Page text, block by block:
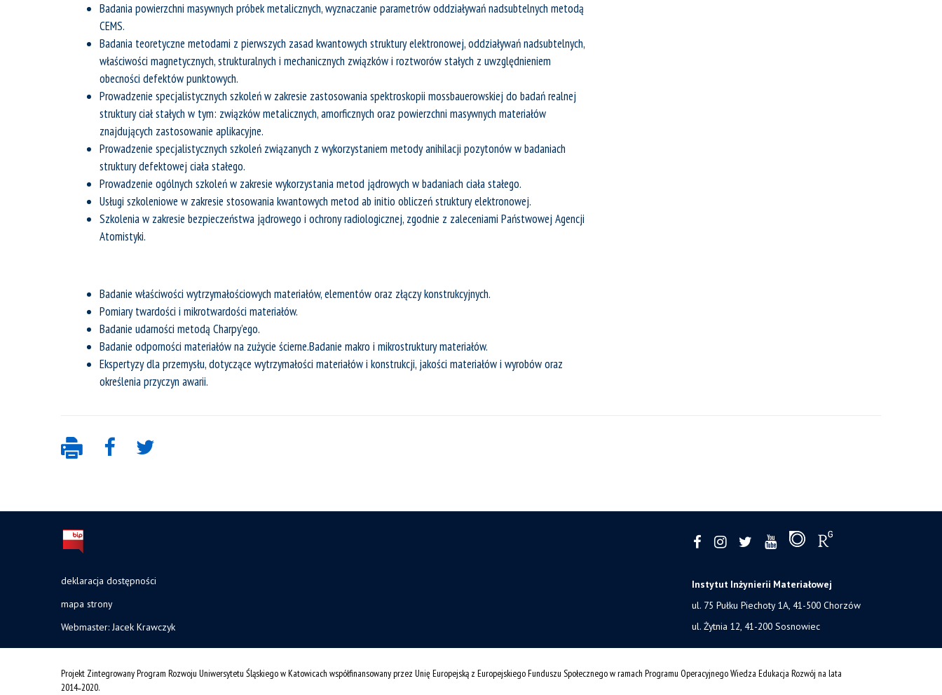
Badania powierzchni masywnych próbek metalicznych, wyznaczanie parametrów oddziaływań nadsubtelnych metodą
CEMS.
Badania teoretyczne metodami z pierwszych zasad kwantowych struktury elektronowej, oddziaływań nadsubtelnych,
właściwości magnetycznych, strukturalnych i mechanicznych związków i roztworów stałych z uwzględnieniem
obecności defektów punktowych.
Prowadzenie specjalistycznych szkoleń w zakresie zastosowania spektroskopii mossbauerowskiej do badań realnej
struktury ciał stałych w tym: związków metalicznych, amorficznych oraz powierzchni masywnych materiałów
znajdujących zastosowanie aplikacyjne.
Prowadzenie specjalistycznych szkoleń związanych z wykorzystaniem metody anihilacji pozytonów w badaniach
struktury defektowej ciała stałego.
Prowadzenie ogólnych szkoleń w zakresie wykorzystania metod jądrowych w badaniach ciała stałego.
Usługi szkoleniowe w zakresie stosowania kwantowych metod ab initio obliczeń struktury elektronowej.
Szkolenia w zakresie bezpieczeństwa jądrowego i ochrony radiologicznej, zgodnie z zaleceniami Państwowej Agencji
Atomistyki.
Badanie właściwości wytrzymałościowych materiałów, elementów oraz złączy konstrukcyjnych.
Pomiary twardości i mikrotwardości materiałów.
Badanie udarności metodą Charpy’ego.
Badanie odporności materiałów na zużycie ścierne.Badanie makro i mikrostruktury materiałów.
Ekspertyzy dla przemysłu, dotyczące wytrzymałości materiałów i konstrukcji, jakości materiałów i wyrobów oraz
określenia przyczyn awarii.
deklaracja dostępności
mapa strony
Webmaster: Jacek Krawczyk
Instytut Inżynierii Materiałowej
ul. 75 Pułku Piechoty 1A, 41-500 Chorzów
ul. Żytnia 12, 41-200 Sosnowiec
Projekt Zintegrowany Program Rozwoju Uniwersytetu Śląskiego w Katowicach współfinansowany przez Unię Europejską z Europejskiego Funduszu Społecznego w ramach Programu Operacyjnego Wiedza Edukacja Rozwój na lata
2014˗2020.